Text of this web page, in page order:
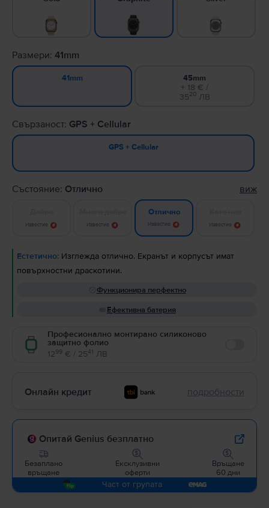
Размери: 41mm
41mm 45mm
+ 18 € /
3520ЛВ
Свързаност: GPS + Cellular
GPS + Cellular
Състояние: Отлично виж
Известие Известие
Отлично
Известие Известие
Естетично: Изглежда отлично. Екранът и корпусът имат
повърхностни драскотини.
Функционира перфектно
Ефективна батерия
Професионално монтирано силиконово
защитно фолио
1299 € / 2541 ЛВ
Онлайн кредит подробности
Опитай Genius безплатно
Безаплано
връщане
Ексклузивни
оферти
Връщане
60 дни
Част от групата